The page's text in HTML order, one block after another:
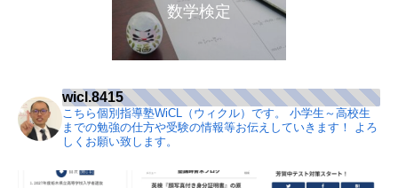
数学検定
wicl.8415
こちら個別指導塾WiCL（ウィクル）です。
小学生～高校生
までの勉強の仕方や受験の情報等お伝えしていきます！
よろ
しくお願い致します。